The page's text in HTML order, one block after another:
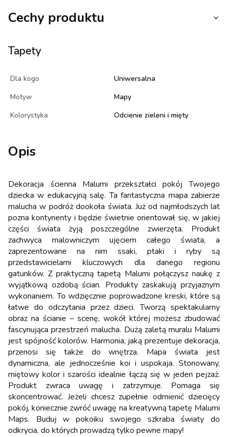
Cechy produktu
Tapety
Dla kogo
Uniwersalna
Motyw
Mapy
Kolorystyka
Odcienie zieleni i mięty
Opis
Dekoracja ścienna Malumi przekształci pokój Twojego
dziecka w edukacyjną salę. Ta fantastyczna mapa zabierze
malucha w podróż dookoła świata. Już od najmłodszych lat
pozna kontynenty i będzie świetnie orientował się, w jakiej
części świata żyją poszczególne zwierzęta. Produkt
zachwyca malowniczym ujęciem całego świata, a
zaprezentowane na nim ssaki, ptaki i ryby są
przedstawicielami kluczowych dla danego regionu
gatunków. Z praktyczną tapetą Malumi połączysz naukę z
wyjątkową ozdobą ścian. Produkty zaskakują przyjaznym
wykonaniem. To wdzięcznie poprowadzone kreski, które są
łatwe do odczytania przez dzieci. Tworzą spektakularny
obraz na ścianie – scenę, wokół której możesz zbudować
fascynująca przestrzeń malucha. Dużą zaletą muralu Malumi
jest spójność kolorów. Harmonia, jaką prezentuje dekoracja,
przenosi się także do wnętrza. Mapa świata jest
dynamiczna, ale jednocześnie koi i uspokaja. Stonowany,
miętowy kolor i szarości idealnie łączą się w jeden pejzaż.
Produkt zwraca uwagę i zatrzymuje. Pomaga się
skoncentrować. Jeżeli chcesz zupełnie odmienić dziecięcy
pokój, koniecznie zwróć uwagę na kreatywną tapetę Malumi
Maps. Buduj w pokoiku swojego szkraba światy do
odkrycia, do których prowadzą tylko pewne mapy!